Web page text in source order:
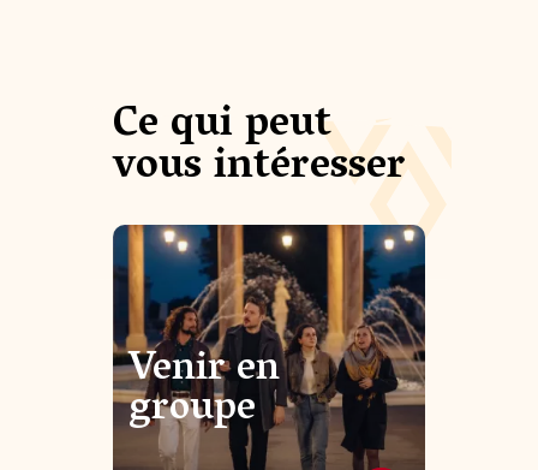
Ce qui peut
vous intéresser
Venir en
groupe